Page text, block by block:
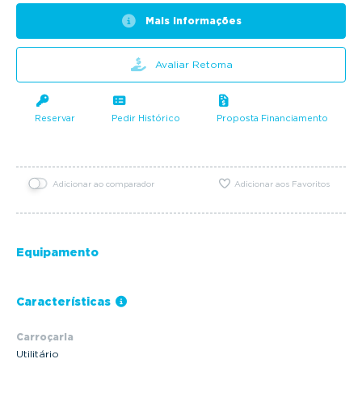
Mais informações
Avaliar Retoma
Reservar Pedir Histórico Proposta Financiamento
Adicionar ao comparador Adicionar aos Favoritos
Equipamento
Características
Carroçaria
Utilitário